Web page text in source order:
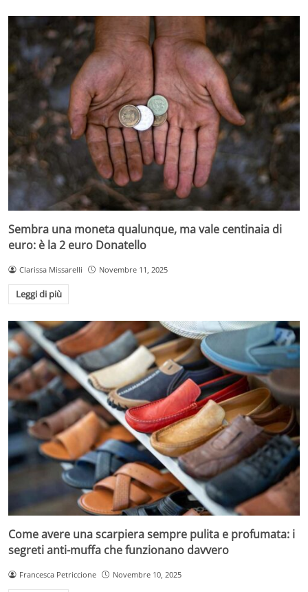
Sembra una moneta qualunque, ma vale centinaia di
euro: è la 2 euro Donatello
Clarissa Missarelli Novembre 11, 2025
Leggi di più
Come avere una scarpiera sempre pulita e profumata: i
segreti anti-muffa che funzionano davvero
Francesca Petriccione Novembre 10, 2025